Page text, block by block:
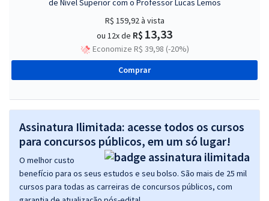
de Nível Superior com o Professor Lucas Lemos
R$ 159,92à vista
ou 12x de R$ 13,33
Economize R$ 39,98 (-20%)
Comprar
Assinatura Ilimitada: acesse todos os cursos
para concursos públicos, em um só lugar!
O melhor custo
benefício para os seus estudos e seu bolso. São mais de 25 mil
cursos para todas as carreiras de concursos públicos, com